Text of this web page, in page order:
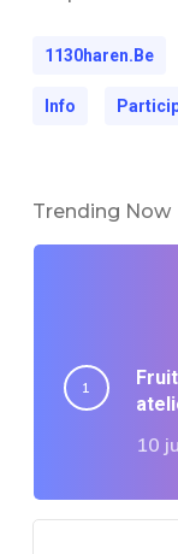
1130haren.be
Info
Trending Now
10